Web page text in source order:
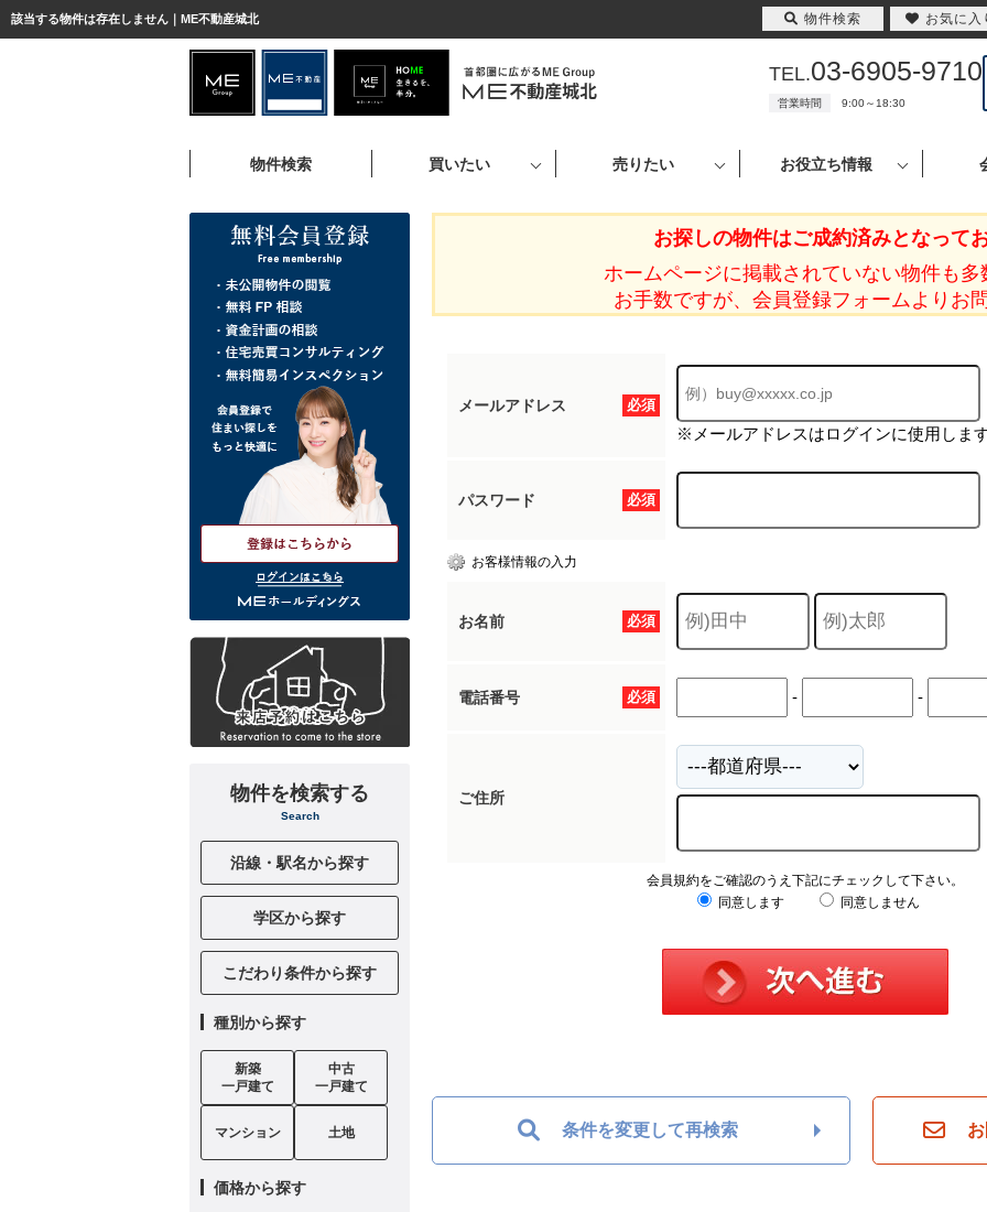
該当する物件は存在しません｜ME不動産城北
TEL.03-6905-9710
営業時間 9:00～18:30
物件検索 買いたい 売りたい お役立ち情報
お探しの物件はご成約済みとなってお
ホームページに掲載されていない物件も多
お手数ですが、会員登録フォームよりお
必須
メールアドレス
※メールアドレスはログインに使用します
必須
パスワード
お客様情報の入力
必須
お名前
必須
電話番号 - -
ご住所
会員規約をご確認のうえ下記にチェックして下さい。
同意します
同意しません
条件を変更して再検索
ログインはこちら
物件を検索する
Search
沿線・駅名から探す
学区から探す
こだわり条件から探す
種別から探す
新築
一戸建て
中古
一戸建て
マンション 土地
価格から探す
物件検索 お気に入